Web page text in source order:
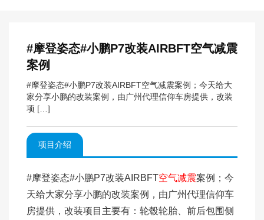
#摩登姿态#小鹏P7改装AIRBFT空气减震
案例
#摩登姿态#小鹏P7改装AIRBFT空气减震案例；今天给大
家分享小鹏的改装案例，由广州代理信仰车房提供，改装
项 […]
项目介绍
#摩登姿态#小鹏P7改装AIRBFT空气减震案例；今
天给大家分享小鹏的改装案例，由广州代理信仰车
房提供，改装项目主要有：轮毂轮胎、前后包围侧